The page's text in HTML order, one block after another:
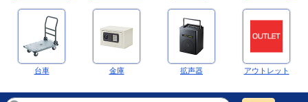
台車 金庫 拡声器 アウトレット